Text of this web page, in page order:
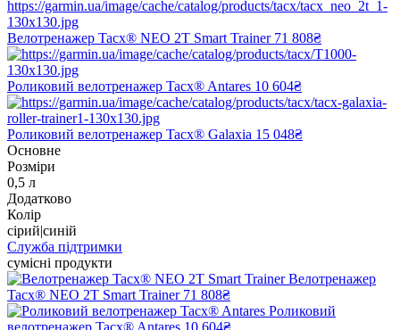
Велотренажер Tacx® NEO 2T Smart Trainer 71 808₴
Роликовий велотренажер Tacx® Antares 10 604₴
Роликовий велотренажер Tacx® Galaxia 15 048₴
Основне
Розміри
0,5 л
Додатково
Колір
сірий|синій
Служба підтримки
сумісні продукти
Велотренажер
Tacx® NEO 2T Smart Trainer 71 808₴
Роликовий
велотренажер Tacx® Antares 10 604₴